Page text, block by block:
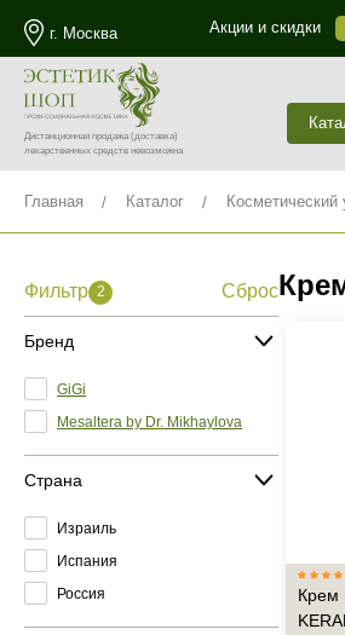
г. Москва Акции и скидки
Дистанционная продажа(доставка)
лекарственных средств невозможна
Главная Каталог Косметический
Фильтр 2 Сброс
Бренд
GiGi
Mesaltera by Dr. Mikhaylova
Страна
Израиль
Испания
Россия
Крем